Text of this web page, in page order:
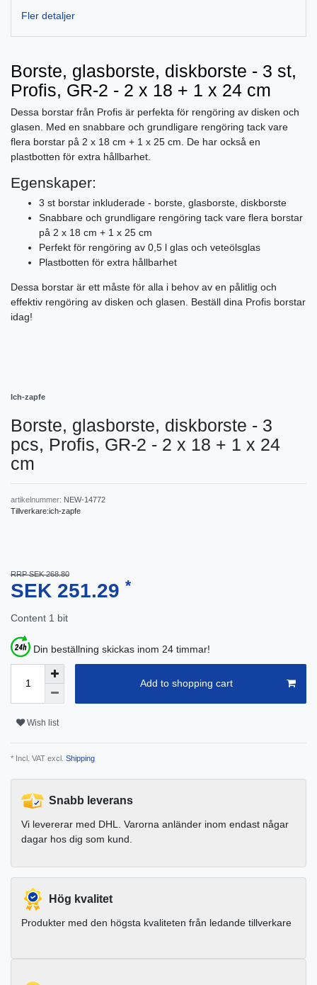
Fler detaljer
Borste, glasborste, diskborste - 3 st,
Profis, GR-2 - 2 x 18 + 1 x 24 cm
Dessa borstar från Profis är perfekta för rengöring av disken och
glasen. Med en snabbare och grundligare rengöring tack vare
flera borstar på 2 x 18 cm + 1 x 25 cm. De har också en
plastbotten för extra hållbarhet.
Egenskaper:
3 st borstar inkluderade - borste, glasborste, diskborste
Snabbare och grundligare rengöring tack vare flera borstar
på 2 x 18 cm + 1 x 25 cm
Perfekt för rengöring av 0,5 l glas och veteölsglas
Plastbotten för extra hållbarhet
Dessa borstar är ett måste för alla i behov av en pålitlig och
effektiv rengöring av disken och glasen. Beställ dina Profis borstar
idag!
Ich-zapfe
Borste, glasborste, diskborste - 3
pcs, Profis, GR-2 - 2 x 18 + 1 x 24
cm
artikelnummer: NEW-14772
Tillverkare:ich-zapfe
RRP SEK 268.80
SEK 251.29 *
Content 1 bit
Din beställning skickas inom 24 timmar!
Add to shopping cart
Wish list
* Incl. VAT excl. Shipping
Snabb leverans
Vi levererar med DHL. Varorna anländer inom endast någar
dagar hos dig som kund.
Hög kvalitet
Produkter med den högsta kvaliteten från ledande tillverkare